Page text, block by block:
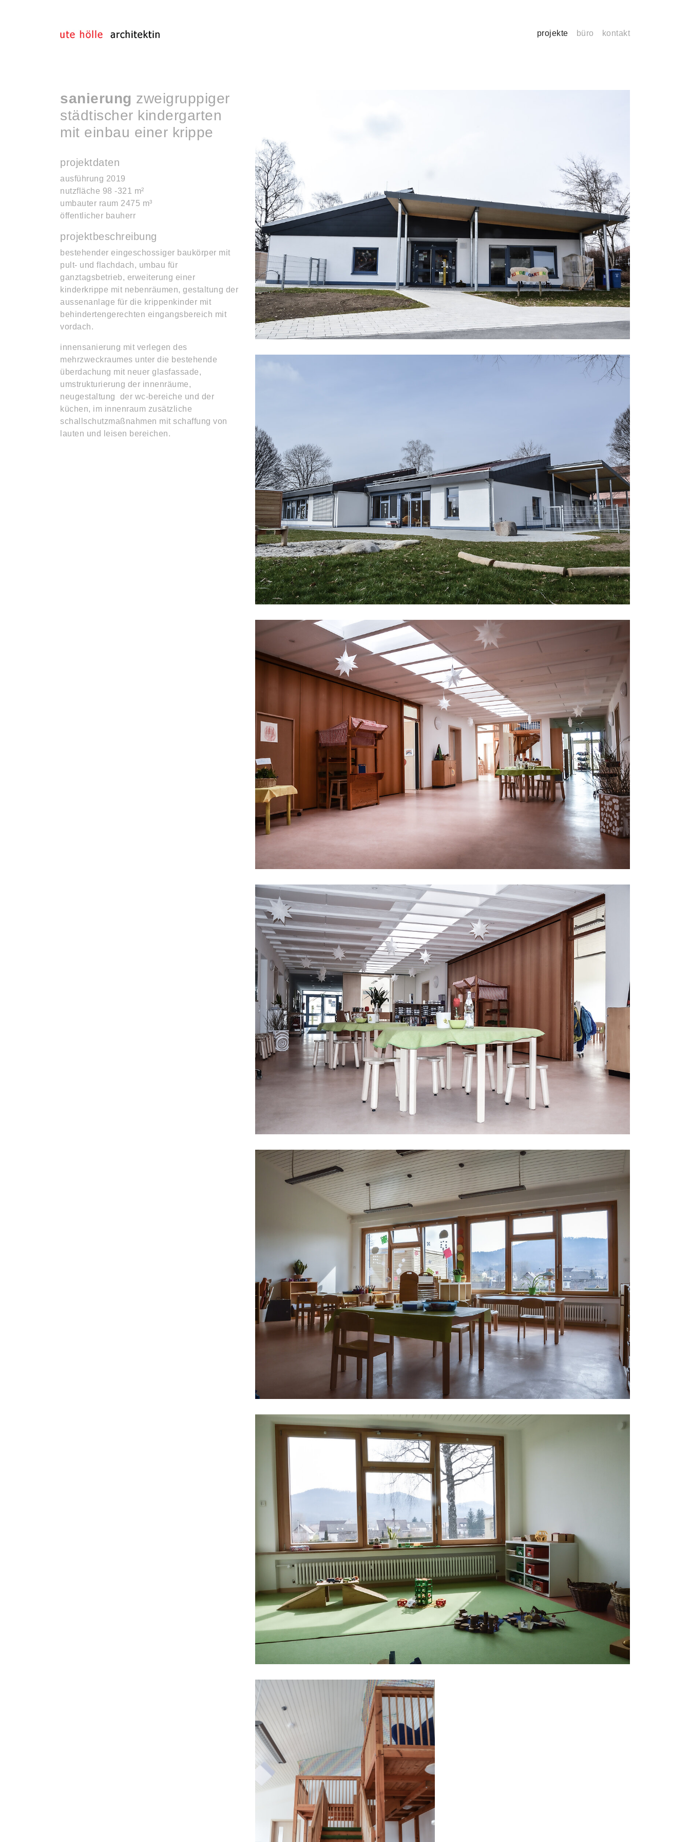
projekte büro kontakt
sanierung zweigruppiger
städtischer kindergarten
mit einbau einer krippe
projektdaten
ausführung 2019
nutzfläche 98 -321 m²
umbauter raum 2475 m³
öffentlicher bauherr
projektbeschreibung
bestehender eingeschossiger baukörper mit
pult- und flachdach, umbau für
ganztagsbetrieb, erweiterung einer
kinderkrippe mit nebenräumen, gestaltung der
aussenanlage für die krippenkinder mit
behindertengerechten eingangsbereich mit
vordach.
innensanierung mit verlegen des
mehrzweckraumes unter die bestehende
überdachung mit neuer glasfassade,
umstrukturierung der innenräume,
neugestaltung der wc-bereiche und der
küchen, im innenraum zusätzliche
schallschutzmaßnahmen mit schaffung von
lauten und leisen bereichen.